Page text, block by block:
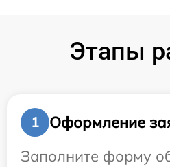
Этапы
1
Оформление
Заполните форму